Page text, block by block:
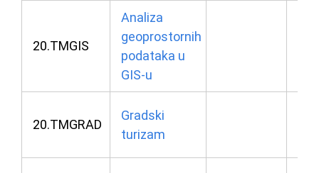
20.TMGIS
Analiza
geoprostornih
podataka u
GIS-u
20.TMGRAD
Gradski
turizam